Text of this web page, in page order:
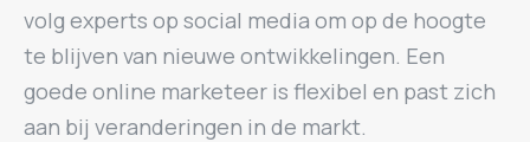
volg experts op social media om op de hoogte
te blijven van nieuwe ontwikkelingen. Een
goede online marketeer is flexibel en past zich
aan bij veranderingen in de markt.